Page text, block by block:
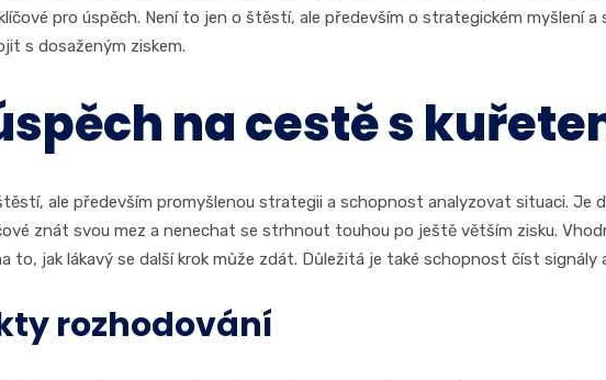
pro úspěch. Není to jen o štěstí, ale především o strategickém myšlení
s dosaženým ziskem.
na cestě s
ale především promyšlenou strategii a schopnost analyzovat situaci. Je
znát svou mez a nenechat se strhnout touhou po ještě větším zisku.
to, jak lákavý se další krok může zdát. Důležitá je také schopnost číst
rozhodování